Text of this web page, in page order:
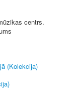
centrs.
(Kolekcija)